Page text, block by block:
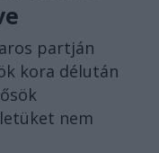
partján
kora délután
nem